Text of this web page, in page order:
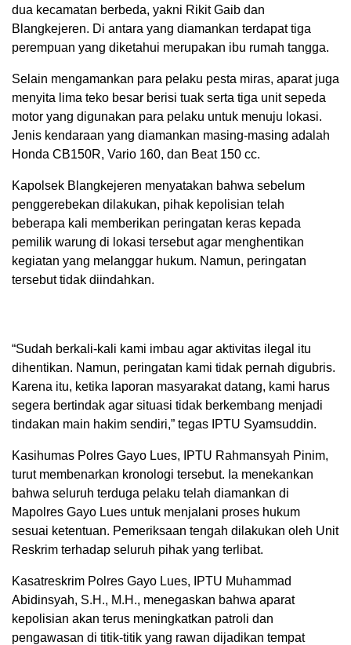
dua kecamatan berbeda, yakni Rikit Gaib dan
Blangkejeren. Di antara yang diamankan terdapat tiga
perempuan yang diketahui merupakan ibu rumah tangga.
Selain mengamankan para pelaku pesta miras, aparat juga
menyita lima teko besar berisi tuak serta tiga unit sepeda
motor yang digunakan para pelaku untuk menuju lokasi.
Jenis kendaraan yang diamankan masing-masing adalah
Honda CB150R, Vario 160, dan Beat 150 cc.
Kapolsek Blangkejeren menyatakan bahwa sebelum
penggerebekan dilakukan, pihak kepolisian telah
beberapa kali memberikan peringatan keras kepada
pemilik warung di lokasi tersebut agar menghentikan
kegiatan yang melanggar hukum. Namun, peringatan
tersebut tidak diindahkan.
“Sudah berkali-kali kami imbau agar aktivitas ilegal itu
dihentikan. Namun, peringatan kami tidak pernah digubris.
Karena itu, ketika laporan masyarakat datang, kami harus
segera bertindak agar situasi tidak berkembang menjadi
tindakan main hakim sendiri,” tegas IPTU Syamsuddin.
Kasihumas Polres Gayo Lues, IPTU Rahmansyah Pinim,
turut membenarkan kronologi tersebut. Ia menekankan
bahwa seluruh terduga pelaku telah diamankan di
Mapolres Gayo Lues untuk menjalani proses hukum
sesuai ketentuan. Pemeriksaan tengah dilakukan oleh Unit
Reskrim terhadap seluruh pihak yang terlibat.
Kasatreskrim Polres Gayo Lues, IPTU Muhammad
Abidinsyah, S.H., M.H., menegaskan bahwa aparat
kepolisian akan terus meningkatkan patroli dan
pengawasan di titik-titik yang rawan dijadikan tempat